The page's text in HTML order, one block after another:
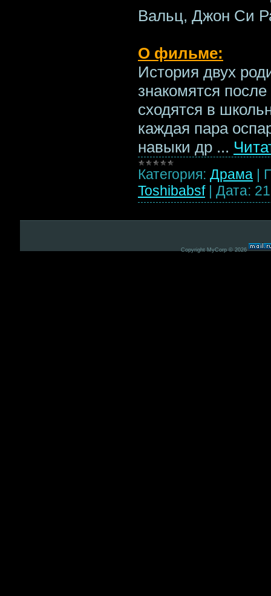
Вальц, Джон Си
О фильме:
История двух
знакомятся
сходятся в
каждая пара
навыки др ...
Категория: Драма |
Toshibabsf | Дата:
Copyright MyCorp © 2026